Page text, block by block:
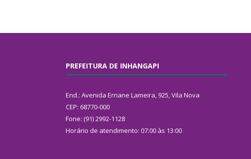
PREFEITURA DE INHANGAPI
End.: Avenida Ernane Lameira, 925, Vila Nova
CEP: 68770-000
Fone: (91) 2992-1128
Horário de atendimento: 07:00 às 13:00